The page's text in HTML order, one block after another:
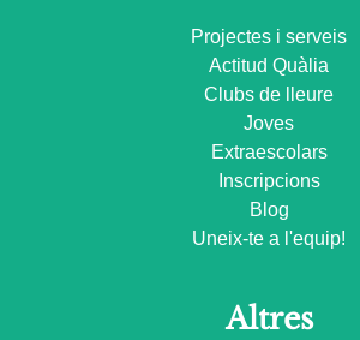
Projectes i serveis
Actitud Quàlia
Clubs de lleure
Joves
Extraescolars
Inscripcions
Blog
Uneix-te a l'equip!
Altres